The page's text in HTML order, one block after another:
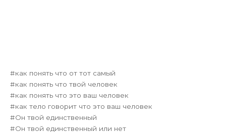
как понять что от тот самый
как понять что твой человек
как понять что это ваш человек
как тело говорит что это ваш человек
Он твой единственный
Он твой единственный или нет